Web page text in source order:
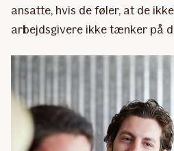
ansatte, hvis de føler, at de
arbejdsgivere ikke tænker på